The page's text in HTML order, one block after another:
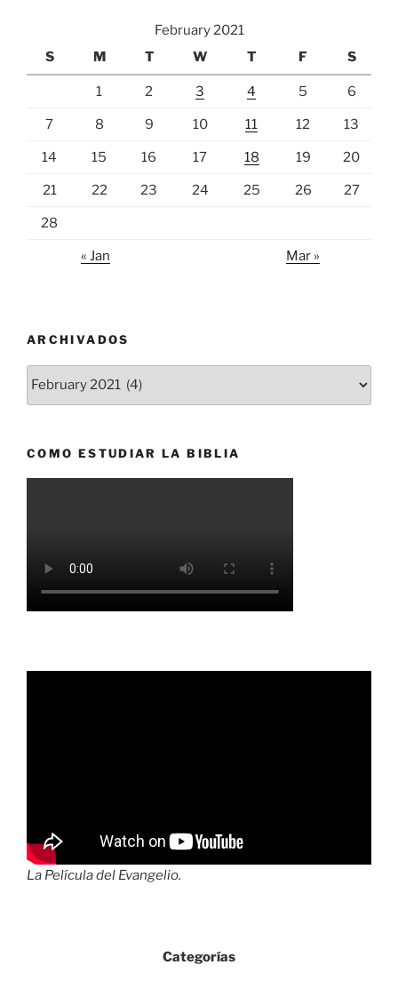
February 2021
S
M T W T F S
1 2 3 4 5 6
7 8 9 10 11 12 13
14 15 16 17 18 19 20
21 22 23 24 25 26 27
28
« Jan Mar »
ARCHIVADOS
Archivados
COMO ESTUDIAR LA BIBLIA
La Película del Evangelio.
Categorías